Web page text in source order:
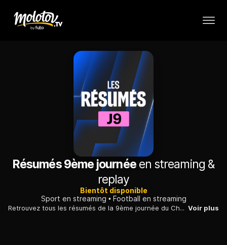
Résumés 9ème journéeen streaming &
replay
Bientôt disponible
Sport en streaming
Football en streaming
Retrouvez tous les résumés de la 9ème journée du Championnat de France de Ligue 1 McDonald’s 2025/26. Voir plus